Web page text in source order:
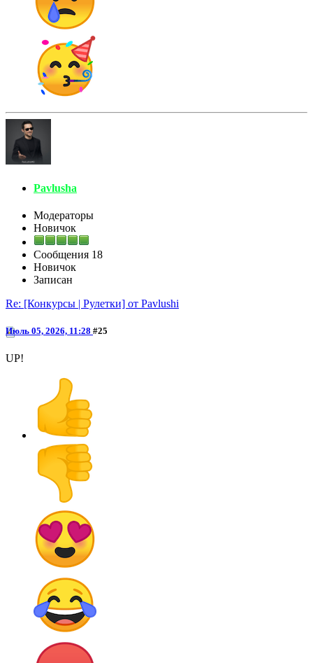
Pavlusha
Модераторы
Новичок
Сообщения 18
Новичок
Записан
Re: [Конкурсы | Рулетки] от Pavlushi
Июль 05, 2026, 11:28 #25
UP!